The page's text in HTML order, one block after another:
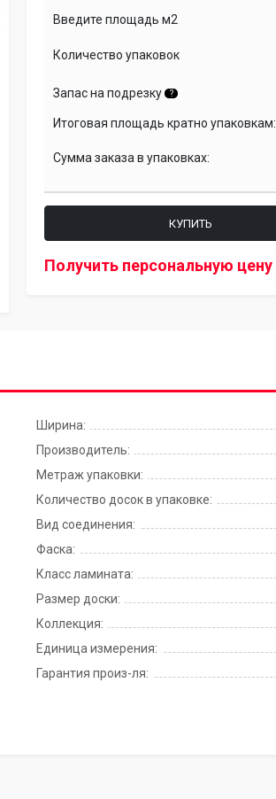
Введите площадь м2
Количество упаковок
Запас на подрезку ?
Итоговая площадь кратно упаковкам:
Сумма заказа в упаковках:
КУПИТЬ
Получить персональную цену
Ширина:
Производитель:
Метраж упаковки:
Количество досок в упаковке:
Вид соединения:
Фаска:
Класс ламината:
Размер доски:
Коллекция:
Единица измерения:
Гарантия произ-ля: